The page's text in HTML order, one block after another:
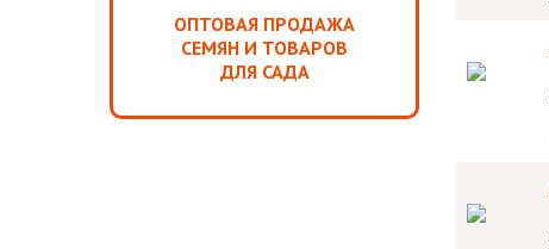
ОПТОВАЯ ПРОДАЖА
СЕМЯН И ТОВАРОВ
ДЛЯ САДА